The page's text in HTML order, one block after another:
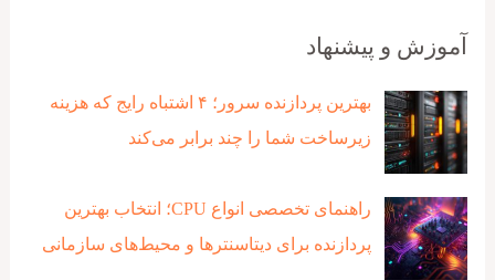
آموزش و پیشنهاد
بهترین پردازنده‌ سرور؛ ۴ اشتباه رایج که هزینه
زیرساخت شما را چند برابر می‌کند
راهنمای تخصصی انواع CPU؛ انتخاب بهترین
پردازنده برای دیتاسنترها و محیط‌های سازمانی